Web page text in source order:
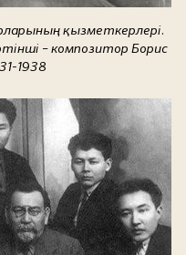
қызметкерлері.
– композитор Борис
1938